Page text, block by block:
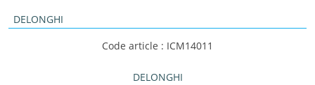
DELONGHI
Code article : ICM14011
DELONGHI